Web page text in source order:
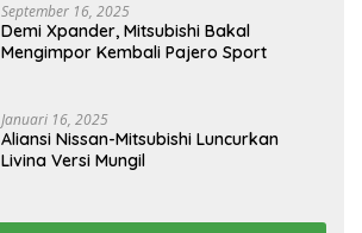
September 16, 2025
Demi Xpander, Mitsubishi Bakal
Mengimpor Kembali Pajero Sport
Januari 16, 2025
Aliansi Nissan-Mitsubishi Luncurkan
Livina Versi Mungil